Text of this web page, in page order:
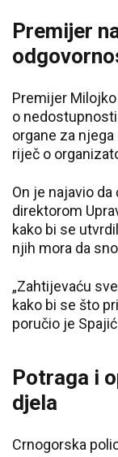
Premijer
Premijer
o
organe za
riječ o
On je najavio
direktorom
kako bi se
njih mora da
„Zahtijevaću
kako bi se što
poručio je
Potraga i
djela
Crnogorska